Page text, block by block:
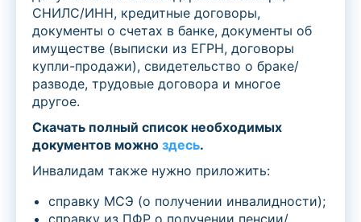
СНИЛС/ИНН, кредитные договоры,
документы о счетах в банке, документы об
имуществе (выписки из ЕГРН, договоры
купли-продажи), свидетельство о браке/
разводе, трудовые договора и многое
другое.
Скачать полный список необходимых
документов можно здесь.
Инвалидам также нужно приложить:
справку МСЭ (о получении инвалидности);